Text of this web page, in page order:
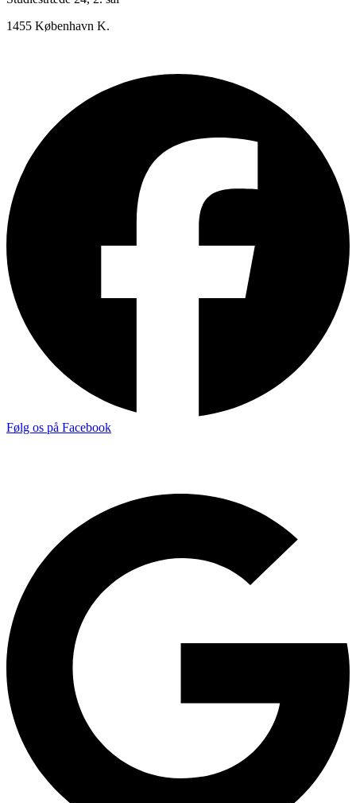
1455 København K.
Følg os på Facebook